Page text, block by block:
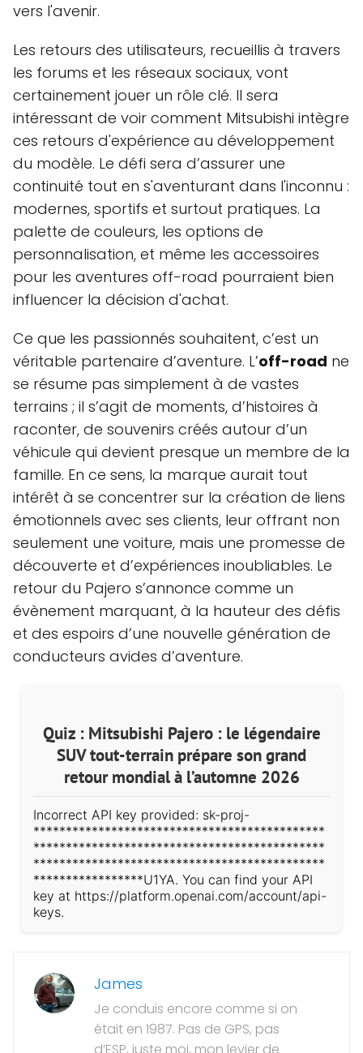
vers l'avenir.
Les retours des utilisateurs, recueillis à travers
les forums et les réseaux sociaux, vont
certainement jouer un rôle clé. Il sera
intéressant de voir comment Mitsubishi intègre
ces retours d'expérience au développement
du modèle. Le défi sera d’assurer une
continuité tout en s'aventurant dans l'inconnu :
modernes, sportifs et surtout pratiques. La
palette de couleurs, les options de
personnalisation, et même les accessoires
pour les aventures off-road pourraient bien
influencer la décision d'achat.
Ce que les passionnés souhaitent, c’est un
véritable partenaire d’aventure. L’off-road ne
se résume pas simplement à de vastes
terrains ; il s’agit de moments, d’histoires à
raconter, de souvenirs créés autour d’un
véhicule qui devient presque un membre de la
famille. En ce sens, la marque aurait tout
intérêt à se concentrer sur la création de liens
émotionnels avec ses clients, leur offrant non
seulement une voiture, mais une promesse de
découverte et d’expériences inoubliables. Le
retour du Pajero s’annonce comme un
évènement marquant, à la hauteur des défis
et des espoirs d’une nouvelle génération de
conducteurs avides d’aventure.
Quiz : Mitsubishi Pajero : le légendaire
SUV tout-terrain prépare son grand
retour mondial à l’automne 2026
Incorrect API key provided: sk-proj-
*********************************************
*********************************************
*********************************************
*****************U1YA. You can find your API
key at https://platform.openai.com/account/api-
keys.
James
Je conduis encore comme si on
était en 1987. Pas de GPS, pas